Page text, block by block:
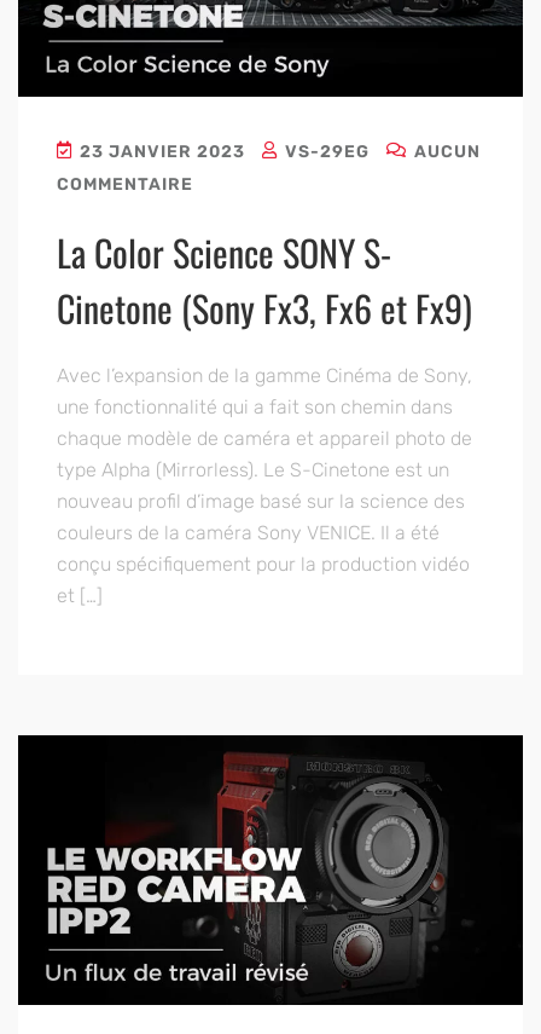
23 JANVIER 2023 VS-29EG
AUCUN
COMMENTAIRE
La Color Science SONY S-
Cinetone (Sony Fx3, Fx6 et Fx9)
Avec l’expansion de la gamme Cinéma de Sony,
une fonctionnalité qui a fait son chemin dans
chaque modèle de caméra et appareil photo de
type Alpha (Mirrorless). Le S-Cinetone est un
nouveau profil d’image basé sur la science des
couleurs de la caméra Sony VENICE. Il a été
conçu spécifiquement pour la production vidéo
et […]